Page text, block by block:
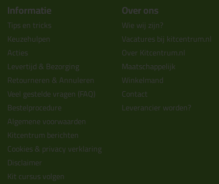
Informatie
Tips en tricks
Keuzehulpen
Acties
Levertijd & Bezorging
Retourneren & Annuleren
Veel gestelde vragen (FAQ)
Bestelprocedure
Algemene voorwaarden
Kitcentrum berichten
Cookies & privacy verklaring
Disclaimer
Kit cursus volgen
Over ons
Wie wij zijn?
Vacatures bij kitcentrum.nl
Over Kitcentrum.nl
Maatschappelijk
Winkelmand
Contact
Leverancier worden?